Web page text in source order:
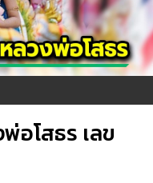
อโสธร เลข